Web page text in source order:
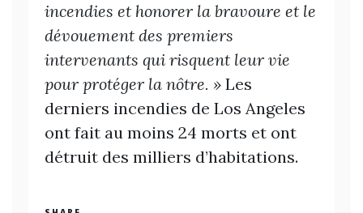
incendies et honorer la bravoure et le
dévouement des premiers
intervenants qui risquent leur vie
pour protéger la nôtre. » Les
derniers incendies de Los Angeles
ont fait au moins 24 morts et ont
détruit des milliers d’habitations.